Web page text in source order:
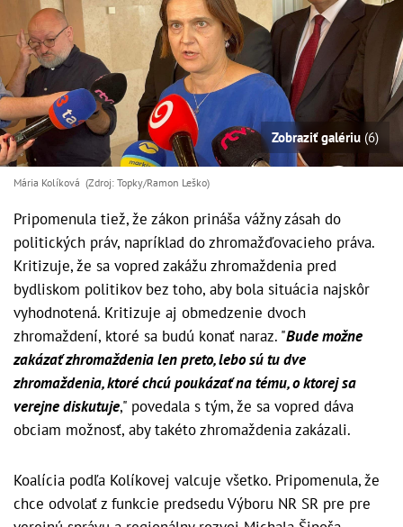
Zobraziť galériu (6)
Mária Kolíková (Zdroj: Topky/Ramon Leško)
Pripomenula tiež, že zákon prináša vážny zásah do
politických práv, napríklad do zhromažďovacieho práva.
Kritizuje, že sa vopred zakážu zhromaždenia pred
bydliskom politikov bez toho, aby bola situácia najskôr
vyhodnotená. Kritizuje aj obmedzenie dvoch
zhromaždení, ktoré sa budú konať naraz. "Bude možne
zakázať zhromaždenia len preto, lebo sú tu dve
zhromaždenia, ktoré chcú poukázať na tému, o ktorej sa
verejne diskutuje," povedala s tým, že sa vopred dáva
obciam možnosť, aby takéto zhromaždenia zakázali.
Koalícia podľa Kolíkovej valcuje všetko. Pripomenula, že
chce odvolať z funkcie predsedu Výboru NR SR pre pre